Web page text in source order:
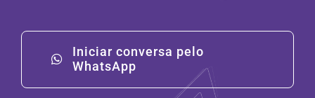
Iniciar conversa pelo
WhatsApp